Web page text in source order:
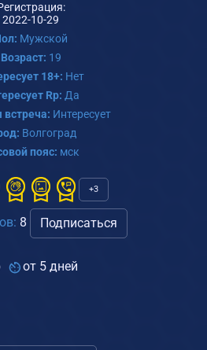
2022-10-29
Мужской
Возраст: 19
18+: Нет
Rp: Да
встреча: Интересует
Волгоград
пояс: мск
+3
8 Подписаться
от 5 дней